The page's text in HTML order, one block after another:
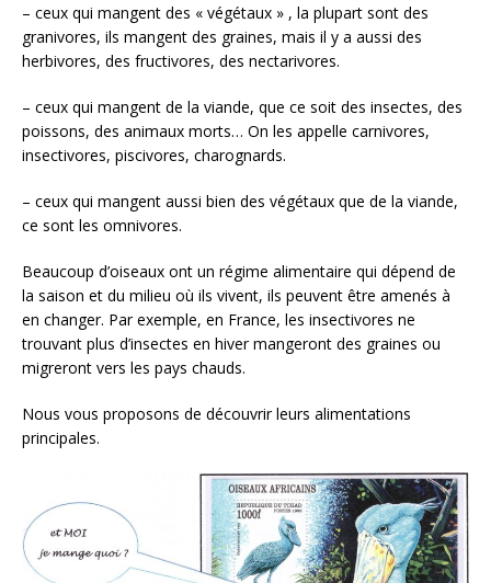
– ceux qui mangent des « végétaux » , la plupart sont des
granivores, ils mangent des graines, mais il y a aussi des
herbivores, des fructivores, des nectarivores.
– ceux qui mangent de la viande, que ce soit des insectes, des
poissons, des animaux morts… On les appelle carnivores,
insectivores, piscivores, charognards.
– ceux qui mangent aussi bien des végétaux que de la viande,
ce sont les omnivores.
Beaucoup d’oiseaux ont un régime alimentaire qui dépend de
la saison et du milieu où ils vivent, ils peuvent être amenés à
en changer. Par exemple, en France, les insectivores ne
trouvant plus d’insectes en hiver mangeront des graines ou
migreront vers les pays chauds.
Nous vous proposons de découvrir leurs alimentations
principales.